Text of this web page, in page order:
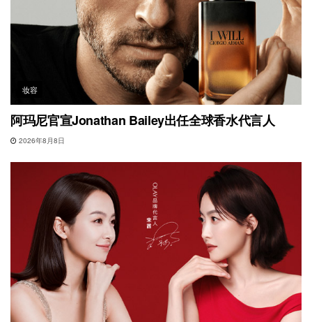
妆容
阿玛尼官宣Jonathan Bailey出任全球香水代言人
2026年8月8日